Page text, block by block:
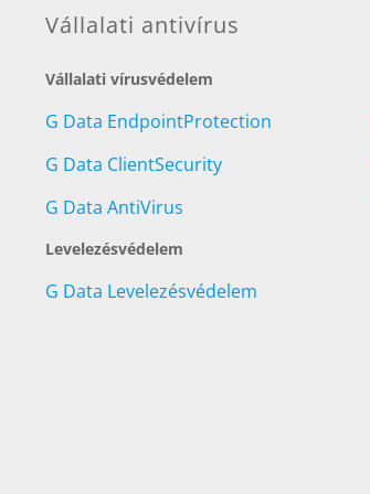
Vállalati antivírus
Vállalati vírusvédelem
G Data EndpointProtection
G Data ClientSecurity
G Data AntiVirus
Levelezésvédelem
G Data Levelezésvédelem